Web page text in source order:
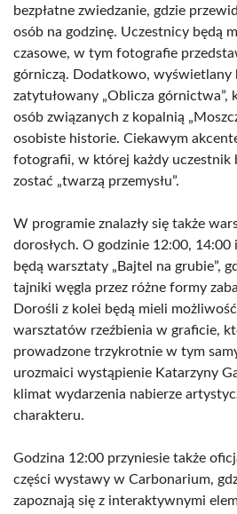
bezpłatne zwiedzanie, gdzie
osób na godzinę. Uczestnicy będą
czasowe, w tym fotografie
górniczą. Dodatkowo, wyświetlany
zatytułowany „Oblicza
osób związanych z kopalnią
osobiste historie. Ciekawym
fotografii, w której każdy uczestnik
zostać „twarzą przemysłu”.
W programie znalazły się także
dorosłych. O godzinie 12:00,
będą warsztaty „Bajtel na grubie”,
tajniki węgla przez różne formy
Dorośli z kolei będą mieli
warsztatów rzeźbienia w graficie,
prowadzone trzykrotnie w tym
urozmaici wystąpienie Katarzyny
klimat wydarzenia nabierze
charakteru.
Godzina 12:00 przyniesie także
części wystawy w Carbonarium,
zapoznają się z interaktywnymi